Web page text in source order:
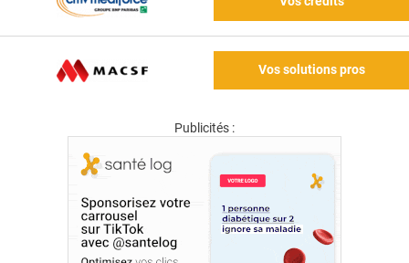
Vos solutions pros
Publicités :